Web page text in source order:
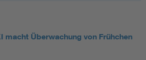
macht Überwachung von Frühchen